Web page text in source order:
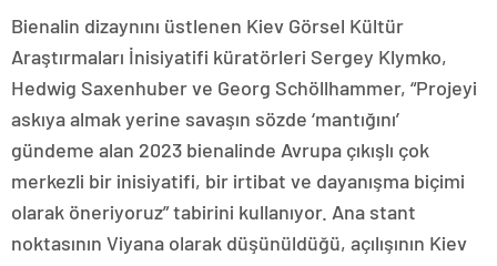
Bienalin dizaynını üstlenen Kiev Görsel Kültür
Araştırmaları İnisiyatifi küratörleri Sergey Klymko,
Hedwig Saxenhuber ve Georg Schöllhammer, “Projeyi
askıya almak yerine savaşın sözde ‘mantığını’
gündeme alan 2023 bienalinde Avrupa çıkışlı çok
merkezli bir inisiyatifi, bir irtibat ve dayanışma biçimi
olarak öneriyoruz” tabirini kullanıyor. Ana stant
noktasının Viyana olarak düşünüldüğü, açılışının Kiev